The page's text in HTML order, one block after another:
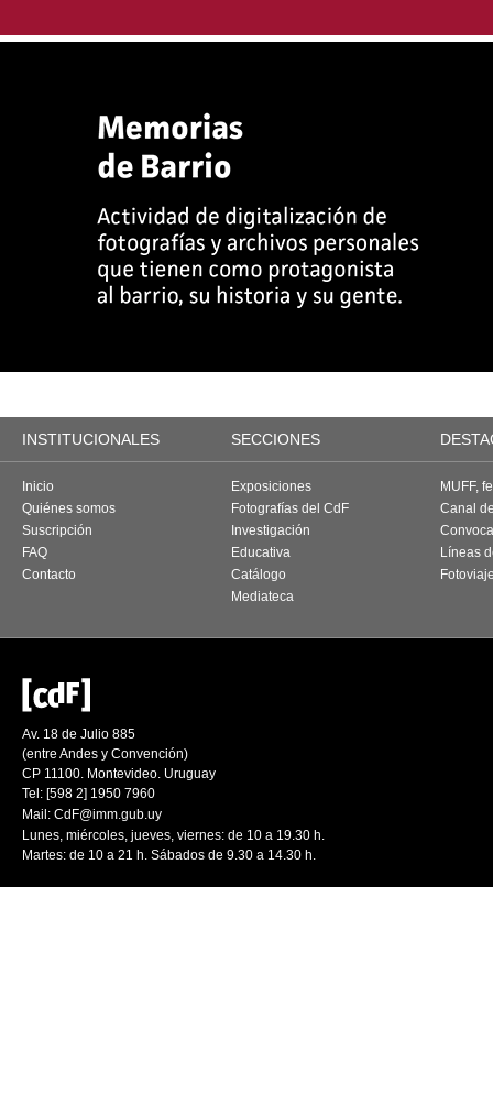
INSTITUCIONALES SECCIONES
Inicio
Quiénes somos
Suscripción
FAQ
Contacto
Exposiciones
Fotografías del CdF
Investigación
Educativa
Catálogo
Mediateca
MUFF,
Canal
Líneas
Av. 18 de Julio 885
(entre Andes y Convención)
CP 11100. Montevideo. Uruguay
Tel: [598 2] 1950 7960
Mail: CdF@imm.gub.uy
Lunes, miércoles, jueves, viernes: de 10 a 19.30 h.
Martes: de 10 a 21 h. Sábados de 9.30 a 14.30 h.